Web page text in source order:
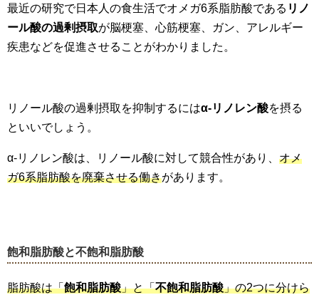
最近の研究で日本人の食生活でオメガ6系脂肪酸である リノ
ール酸の過剰摂取が脳梗塞、心筋梗塞、ガン、アレルギー
疾患などを促進させることがわかりました。
リノール酸の過剰摂取を抑制するにはα-リノレン酸を摂る
といいでしょう。
α-リノレン酸は、リノール酸に対して競合性があり、 オメ
ガ6系脂肪酸を廃棄させる働きがあります。
飽和脂肪酸と不飽和脂肪酸
脂肪酸は「飽和脂肪酸」と「不飽和脂肪酸」の2つに分けら